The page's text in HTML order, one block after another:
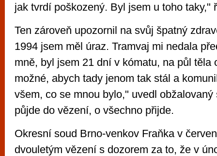
jak tvrdí poškozený. Byl jsem u toho taky,"
Ten zároveň upozornil na svůj špatný
1994 jsem měl úraz. Tramvaj mi nedala
mně, byl jsem 21 dní v kómatu, na půl těla
možné, abych tady jenom tak stál a
všem, co se mnou bylo," uvedl
půjde do vězení, o všechno přijde.
Okresní soud Brno-venkov Fraňka v
dvouletým vězení s dozorem za to, že v